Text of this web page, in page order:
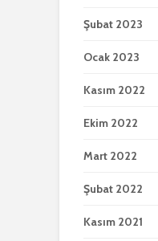
Şubat 2023
Ocak 2023
Kasım 2022
Ekim 2022
Mart 2022
Şubat 2022
Kasım 2021